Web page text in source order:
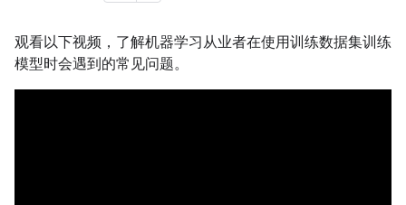
观看以下视频，了解机器学习从业者在使用训练数据集训练
模型时会遇到的常见问题。